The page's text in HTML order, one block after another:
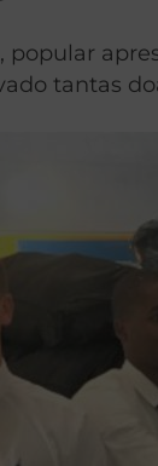
popular
tantas